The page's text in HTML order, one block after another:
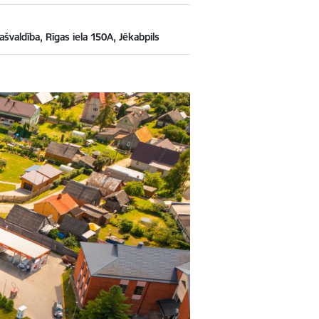
Rīgas iela 150A, Jēkabpils